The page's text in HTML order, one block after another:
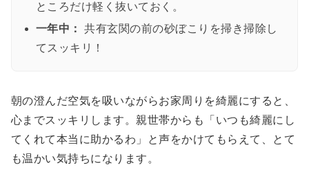
ところだけ軽く抜いておく。
一年中：
共有玄関の前の砂ぼこりを掃き掃除し
てスッキリ！
朝の澄んだ空気を吸いながらお家周りを綺麗にすると、
心までスッキリします。親世帯からも「いつも綺麗にし
てくれて本当に助かるわ」と声をかけてもらえて、とて
も温かい気持ちになります。